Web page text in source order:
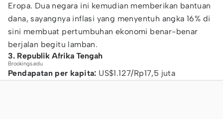
Eropa. Dua negara ini kemudian memberikan bantuan
dana, sayangnya inflasi yang menyentuh angka 16% di
sini membuat pertumbuhan ekonomi benar-benar
berjalan begitu lamban.
3. Republik Afrika Tengah
Brookings.edu
Pendapatan per kapita: US$1.127/Rp17,5 juta